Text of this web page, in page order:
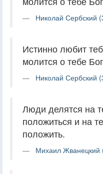
Николай Сербский
Истинно любит
молится о тебе
Николай Сербский
Люди делятся на
положиться и на
положить.
Михаил Жванецкий